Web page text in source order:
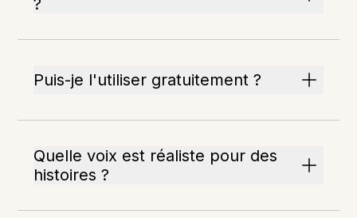
?
Puis-je l'utiliser gratuitement ?
Quelle voix est réaliste pour des
histoires ?